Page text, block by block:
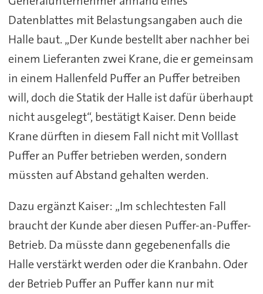
Datenblattes mit Belastungsangaben auch die
Halle baut. „Der Kunde bestellt aber nachher bei
einem Lieferanten zwei Krane, die er gemeinsam
in einem Hallenfeld Puffer an Puffer betreiben
will, doch die Statik der Halle ist dafür überhaupt
nicht ausgelegt“, bestätigt Kaiser. Denn beide
Krane dürften in diesem Fall nicht mit Volllast
Puffer an Puffer betrieben werden, sondern
müssten auf Abstand gehalten werden.
Dazu ergänzt Kaiser: „Im schlechtesten Fall
braucht der Kunde aber diesen Puffer-an-Puffer-
Betrieb. Da müsste dann gegebenenfalls die
Halle verstärkt werden oder die Kranbahn. Oder
der Betrieb Puffer an Puffer kann nur mit